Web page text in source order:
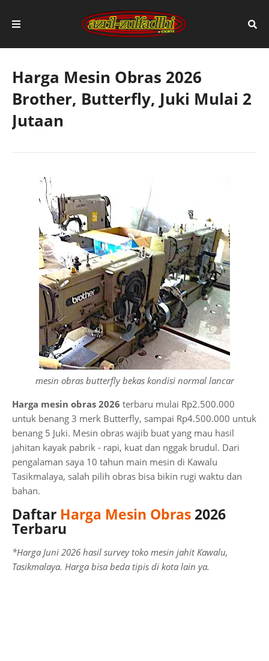
Harga Mesin Obras 2026
Brother, Butterfly, Juki Mulai 2
Jutaan
mesin obras butterfly bekas kondisi normal lancar
Harga mesin obras 2026 terbaru mulai Rp2.500.000
untuk benang 3 merk Butterfly, sampai Rp4.500.000 untuk
benang 5 Juki. Mesin obras wajib buat yang mau hasil
jahitan kayak pabrik - rapi, kuat dan nggak brudul. Dari
pengalaman saya 10 tahun main mesin di Kawalu
Tasikmalaya, salah pilih obras bisa bikin rugi waktu dan
bahan.
Daftar Harga Mesin Obras 2026
Terbaru
*Harga Juni 2026 hasil survey toko mesin jahit Kawalu,
Tasikmalaya. Harga bisa beda tipis di kota lain ya.